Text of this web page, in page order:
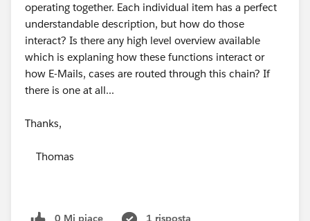
operating together. Each individual item has a perfect
understandable description, but how do those
interact? Is there any high level overview available
which is explaning how these functions interact or
how E-Mails, cases are routed through this chain? If
there is one at all...
Thanks,
Thomas
0 Mi piace
1 risposta